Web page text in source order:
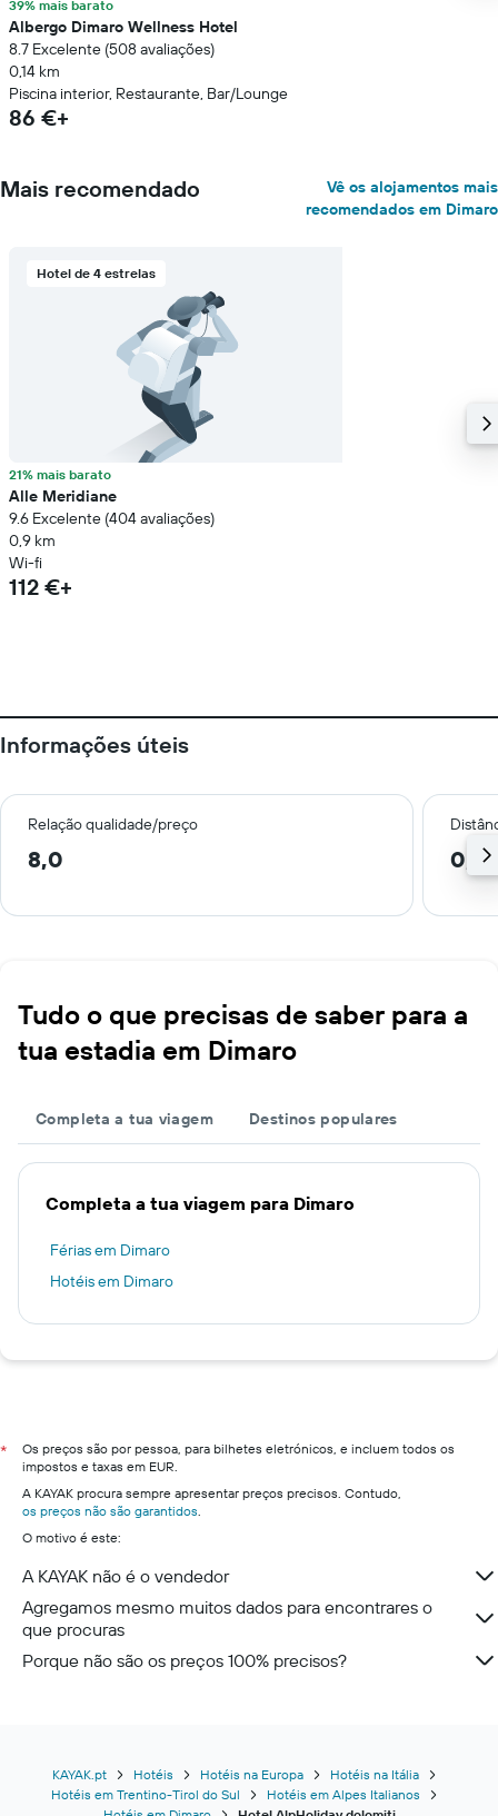
39% mais barato
Albergo Dimaro Wellness Hotel
8.7 Excelente (508 avaliações)
0,14 km
Piscina interior, Restaurante, Bar/Lounge
86 €+
Mais recomendado
Vê os alojamentos mais
recomendados em Dimaro
Hotel de 4 estrelas
21% mais barato
Alle Meridiane
9.6 Excelente (404 avaliações)
0,9 km
Wi-fi
112 €+
Informações úteis
Relação qualidade/preço
8,0 0,3
Tudo o que precisas de saber para a
tua estadia em Dimaro
Completa a tua viagem Destinos populares
Completa a tua viagem para Dimaro
Férias em Dimaro
Hotéis em Dimaro
*
Os preços são por pessoa, para bilhetes eletrónicos, e incluem todos os
impostos e taxas em EUR.
A KAYAK procura sempre apresentar preços precisos. Contudo,
os preços não são garantidos.
O motivo é este:
A KAYAK não é o vendedor
Agregamos mesmo muitos dados para encontrares o
que procuras
Porque não são os preços 100% precisos?
KAYAK.pt Hotéis Hotéis na Europa
Hotéis na Itália
Hotéis em Trentino-Tirol do Sul
Hotéis em Alpes Italianos